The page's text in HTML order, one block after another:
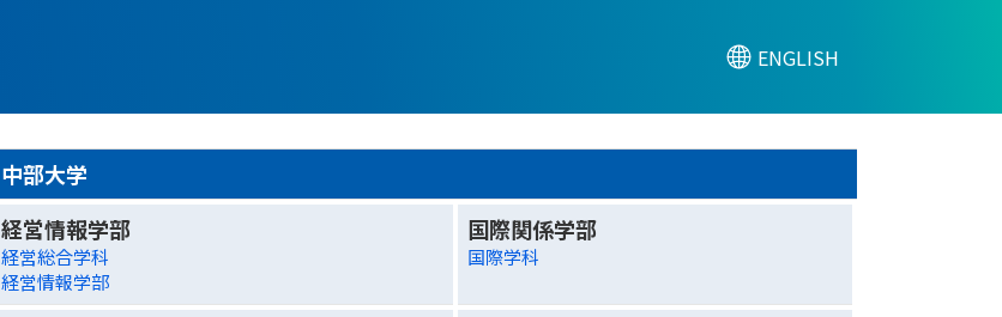
ENGLISH
中部大学
経営情報学部
経営総合学科
経営情報学部
国際関係学部
国際学科